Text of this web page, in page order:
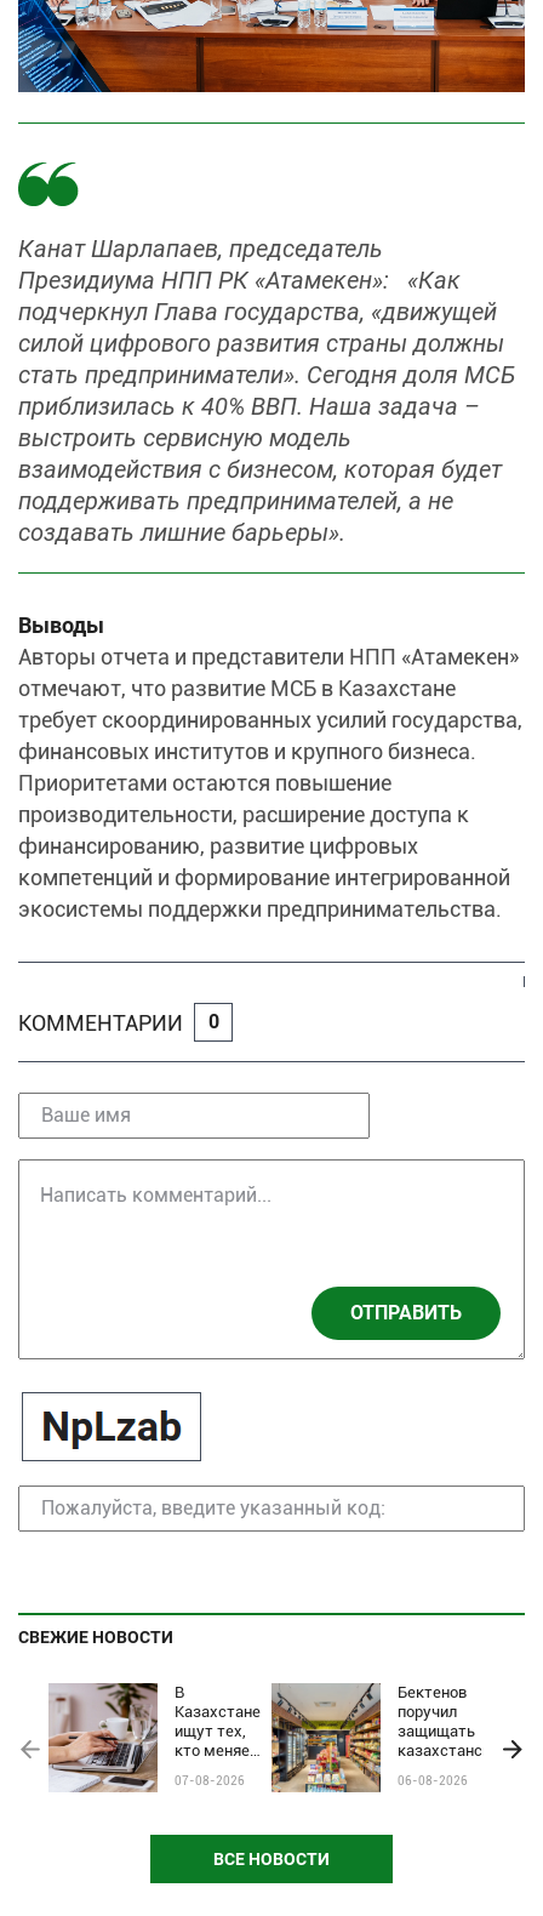
Канат Шарлапаев, председатель
Президиума НПП РК «Атамекен»: «Как
подчеркнул Глава государства, «движущей
силой цифрового развития страны должны
стать предприниматели». Сегодня доля МСБ
приблизилась к 40% ВВП. Наша задача –
выстроить сервисную модель
взаимодействия с бизнесом, которая будет
поддерживать предпринимателей, а не
создавать лишние барьеры».
Выводы
Авторы отчета и представители НПП «Атамекен»
отмечают, что развитие МСБ в Казахстане
требует скоординированных усилий государства,
финансовых институтов и крупного бизнеса.
Приоритетами остаются повышение
производительности, расширение доступа к
финансированию, развитие цифровых
компетенций и формирование интегрированной
экосистемы поддержки предпринимательства.
КОММЕНТАРИИ 0
ОТПРАВИТЬ
СВЕЖИЕ НОВОСТИ
В
Казахстане
ищут тех,
кто меняет
стартовал
звание
07-08-2026
Бектенов
поручил
защищать
казахстанские
чёрного пиара
06-08-2026
ВСЕ НОВОСТИ